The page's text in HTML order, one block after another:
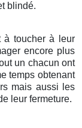
blindé.
à toucher à leur
encore plus
un chacun ont
temps obtenant
mais aussi les
leur fermeture.